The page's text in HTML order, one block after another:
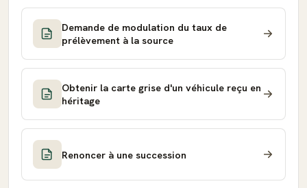
Demande de modulation du taux de
prélèvement à la source
Obtenir la carte grise d'un véhicule reçu en
héritage
Renoncer à une succession